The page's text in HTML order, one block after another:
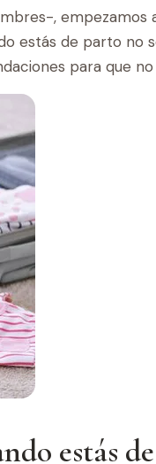
, empezamos
estás de parto no
para que
estás